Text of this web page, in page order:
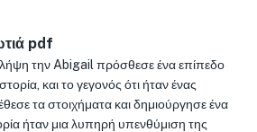
pdf
την Abigail πρόσθεσε ένα επίπεδο
και το γεγονός ότι ήταν ένας
τα στοιχήματα και δημιούργησε ένα
ήταν μια λυπηρή υπενθύμιση της